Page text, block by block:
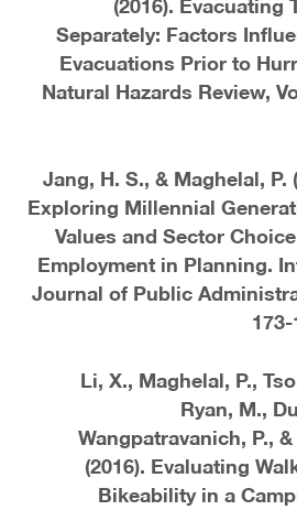
Separately: Factors
Evacuations Prior to
Natural Hazards Review,
· 12. Jang, H. S., & Maghelal,
Exploring Millennial
Values and Sector
Employment in Planning.
Journal of Public
· 11. Li, X., Maghelal, P.,
Ryan, M.,
Wangpatravanich, P.,
(2016). Evaluating
Bikeability in a